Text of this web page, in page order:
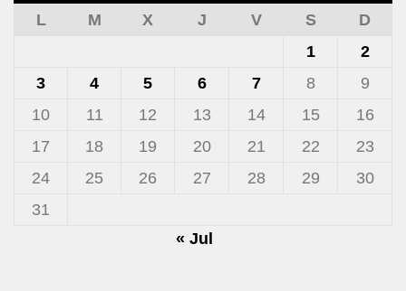
L
M X J V S
D
1
2
3
4 5 6 7 8
9
10
11 12 13 14 15
16
17
18 19 20 21 22
23
24
25 26 27 28 29
30
31
« Jul